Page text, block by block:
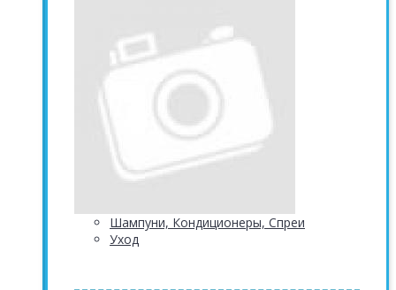
Шампуни, Кондиционеры, Спреи
Уход